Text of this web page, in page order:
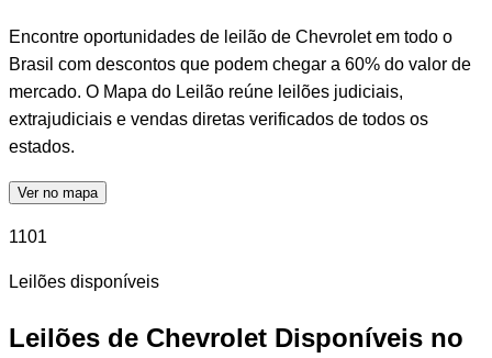
Encontre oportunidades de leilão de Chevrolet em todo o
Brasil com descontos que podem chegar a 60% do valor de
mercado. O Mapa do Leilão reúne leilões judiciais,
extrajudiciais e vendas diretas verificados de todos os
estados.
Ver no mapa
1101
Leilões disponíveis
Leilões de Chevrolet Disponíveis no